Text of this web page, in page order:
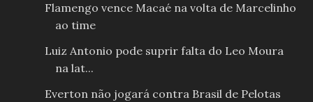
Flamengo vence Macaé na volta de Marcelinho
ao time
Luiz Antonio pode suprir falta do Leo Moura
na lat...
Everton não jogará contra Brasil de Pelotas